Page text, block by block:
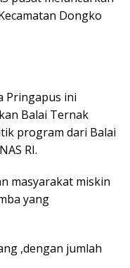
Dongko
Pringapus ini
Balai Ternak
program dari Balai
RI.
masyarakat miskin
yang
,dengan jumlah